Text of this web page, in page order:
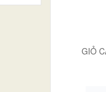
GIỎ